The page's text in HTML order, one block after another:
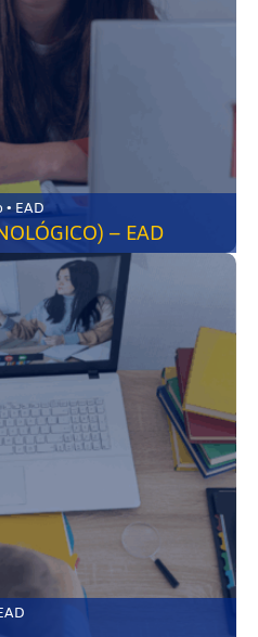
Divinópolis-MG • Tecnológico • EAD
– EAD